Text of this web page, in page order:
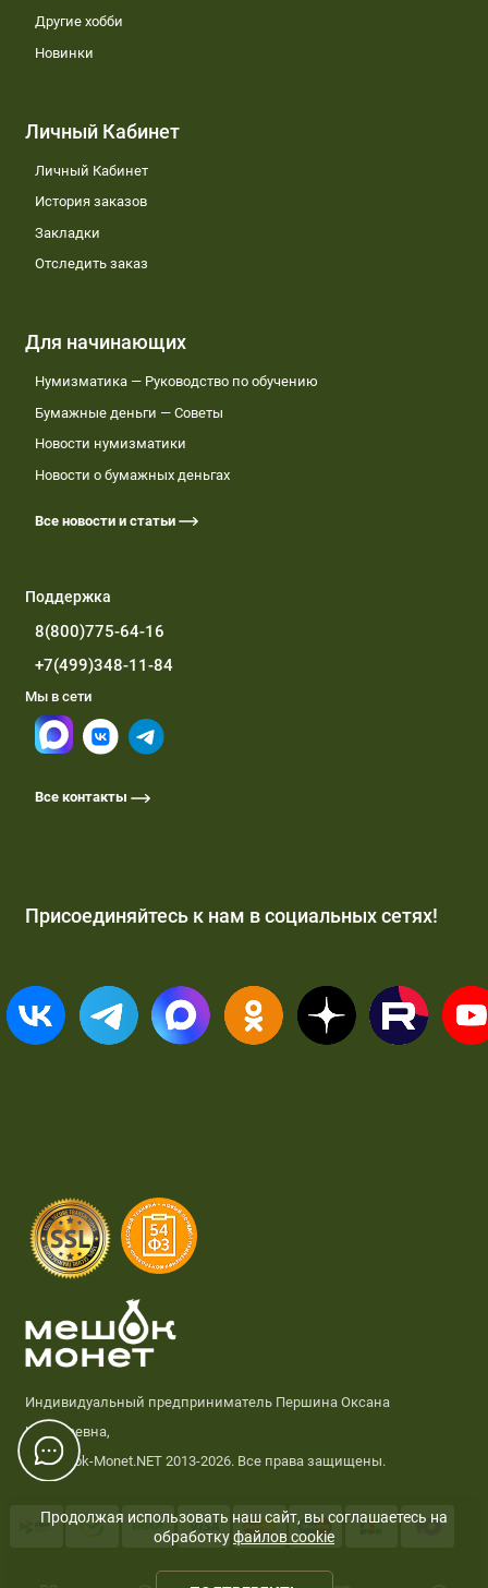
Другие хобби
Новинки
Личный Кабинет
Личный Кабинет
История заказов
Закладки
Отследить заказ
Для начинающих
Нумизматика — Руководство по обучению
Бумажные деньги — Советы
Новости нумизматики
Новости о бумажных деньгах
Все новости и статьи
Поддержка
8(800)775-64-16
+7(499)348-11-84
Мы в сети
Все контакты
Присоединяйтесь к нам в социальных сетях!
Индивидуальный предприниматель Першина Оксана
Николаевна,
© Meshok-Monet.NET 2013-2026. Все права защищены.
Продолжая использовать наш сайт, вы соглашаетесь на
обработкуфайлов cookie